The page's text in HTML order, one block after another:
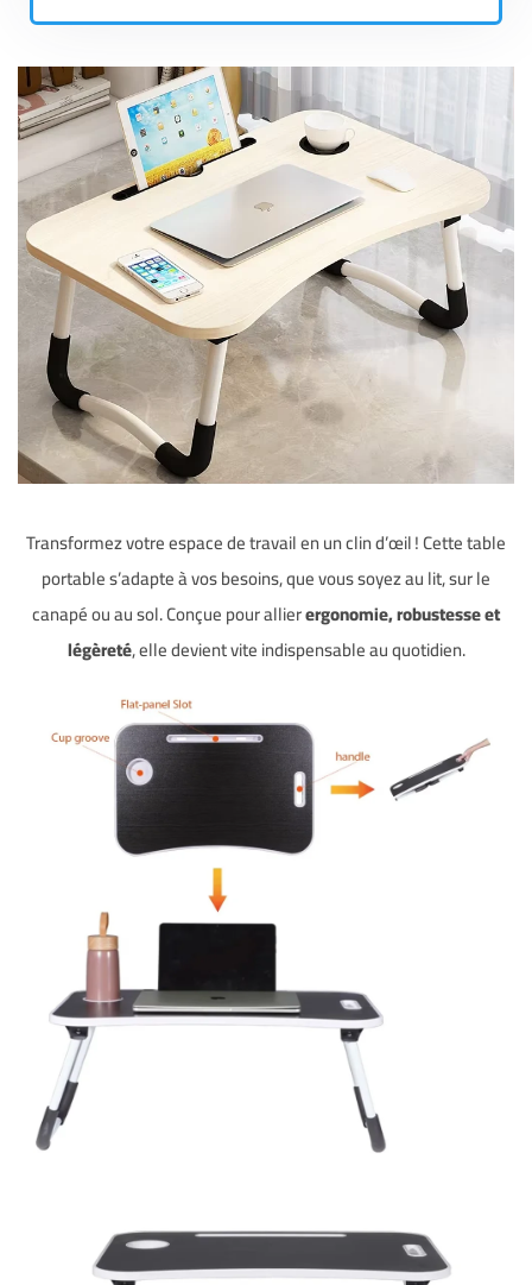
Transformez votre espace de travail en un clin d’œil ! Cette table
portable s’adapte à vos besoins, que vous soyez au lit, sur le
canapé ou au sol. Conçue pour allierergonomie, robustesse et
légèreté, elle devient vite indispensable au quotidien.